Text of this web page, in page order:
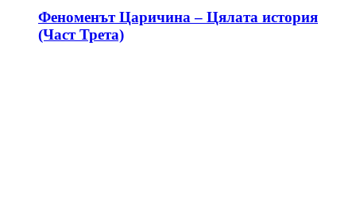
Феноменът Царичина – Цялата история
(Част Трета)